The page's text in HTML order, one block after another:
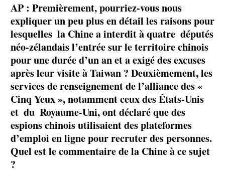
AP : Premièrement, pourriez-vous nous
expliquer un peu plus en détail les raisons pour
lesquelles la Chine a interdit à quatre députés
néo-zélandais l’entrée sur le territoire chinois
pour une durée d’un an et a exigé des excuses
après leur visite à Taiwan ? Deuxièmement, les
services de renseignement de l’alliance des «
Cinq Yeux », notamment ceux des États-Unis
et du Royaume-Uni, ont déclaré que des
espions chinois utilisaient des plateformes
d’emploi en ligne pour recruter des personnes.
Quel est le commentaire de la Chine à ce sujet
?